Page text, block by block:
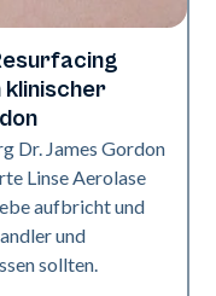
klinischer
Dr. James Gordon
Linse Aerolase
aufbricht und
und
sollten.